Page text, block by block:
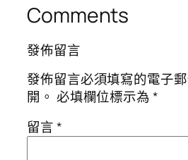
Comments
發佈留言
發佈留言必須填寫的電子
開。 必填欄位標示為*
留言*